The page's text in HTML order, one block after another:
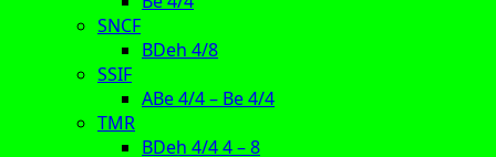
SNCF
BDeh 4/8
SSIF
ABe 4/4 – Be 4/4
TMR
BDeh 4/4 4 – 8